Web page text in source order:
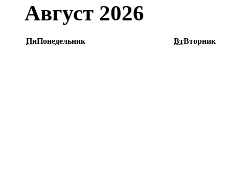
Август 2026
ПнПонедельник ВтВторник